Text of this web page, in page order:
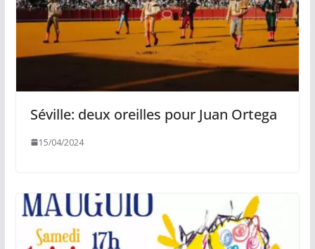
Séville: deux oreilles pour Juan Ortega
15/04/2024